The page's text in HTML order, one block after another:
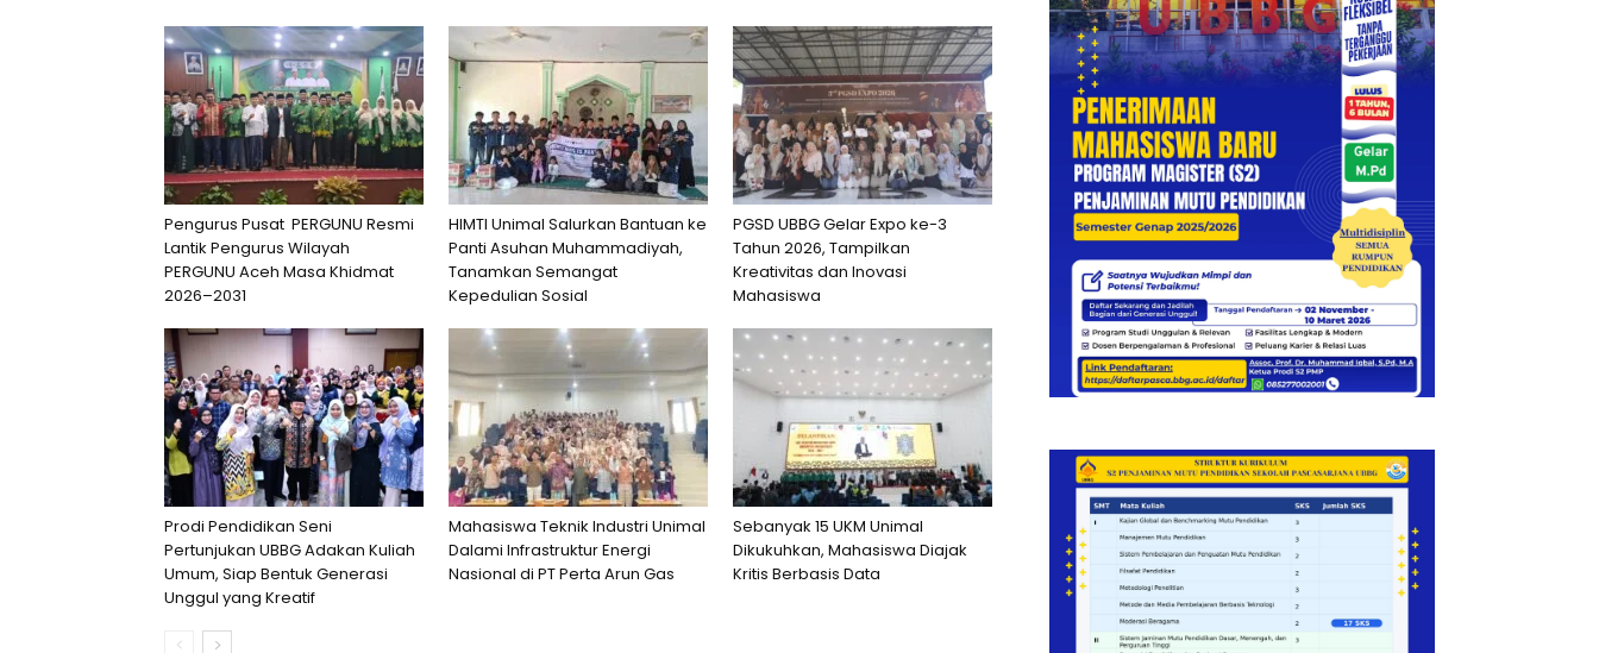
Pengurus Pusat PERGUNU Resmi
Lantik Pengurus Wilayah
PERGUNU Aceh Masa Khidmat
2026–2031
HIMTI Unimal Salurkan Bantuan ke
Panti Asuhan Muhammadiyah,
Tanamkan Semangat
Kepedulian Sosial
PGSD UBBG Gelar Expo ke-3
Tahun 2026, Tampilkan
Kreativitas dan Inovasi
Mahasiswa
Prodi Pendidikan Seni
Pertunjukan UBBG Adakan Kuliah
Umum, Siap Bentuk Generasi
Unggul yang Kreatif
Mahasiswa Teknik Industri Unimal
Dalami Infrastruktur Energi
Nasional di PT Perta Arun Gas
Sebanyak 15 UKM Unimal
Dikukuhkan, Mahasiswa Diajak
Kritis Berbasis Data